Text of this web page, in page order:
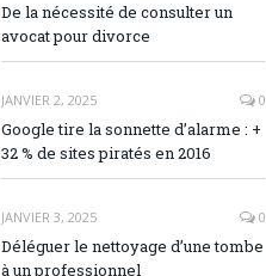
De la nécessité de consulter un
avocat pour divorce
JANVIER 2, 2025 0
Google tire la sonnette d’alarme : +
32 % de sites piratés en 2016
JANVIER 3, 2025 0
Déléguer le nettoyage d’une tombe
à un professionnel